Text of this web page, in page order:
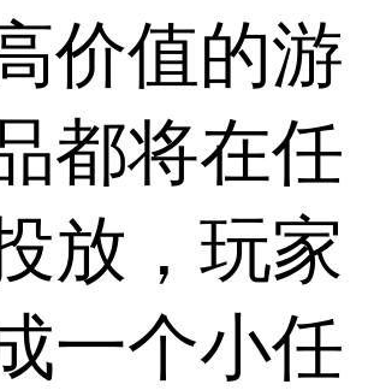
价值的游
都将在任
放，玩家
一个小任